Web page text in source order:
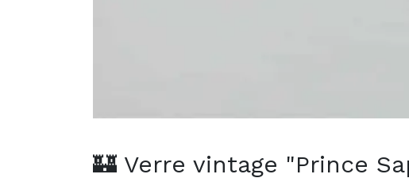
🏰 Verre vintage "Prince